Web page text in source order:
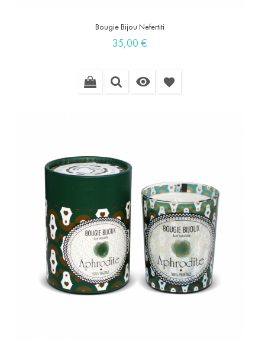
Bougie Bijou Nefertiti
Prix
35,00 €
 favorite